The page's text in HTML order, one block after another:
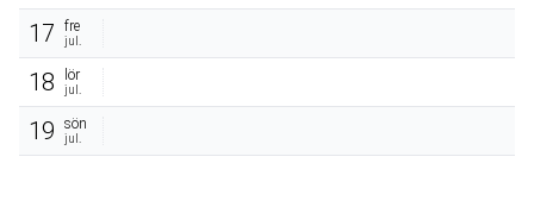
17 fre
jul.
18 lör
jul.
19 sön
jul.